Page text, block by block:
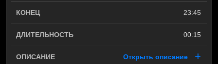
23:45
00:15
Открыть описание